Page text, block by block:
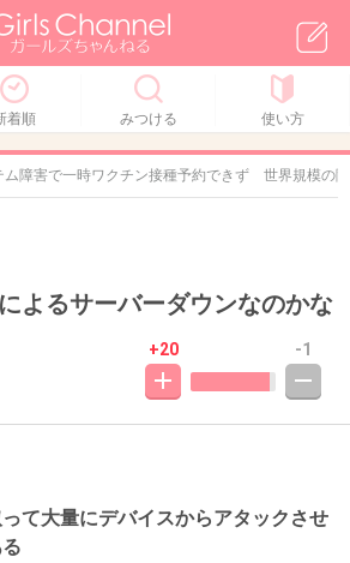
着順 みつける 使い方
ム障害で一時ワクチン接種予約できず 世界規模の
よるサーバーダウンなのかな
+20 -1
て大量にデバイスからアタックさせ